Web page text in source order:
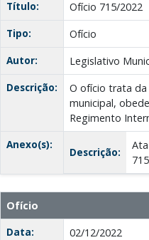
Título:
Ofício 715/2022
Tipo:
Ofício
Autor:
Legislativo
Descrição:
O ofício trata
municipal,
Regimento
Anexo(s):
Descrição:
Ata
Ofício
Data:
02/12/2022